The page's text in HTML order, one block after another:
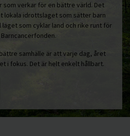
som verkar för en bättre värld. Det
lokala idrottslaget som sätter barn
laget som cyklar land och rike runt för
samhälle är att varje dag, året
i fokus. Det är helt enkelt hållbart.